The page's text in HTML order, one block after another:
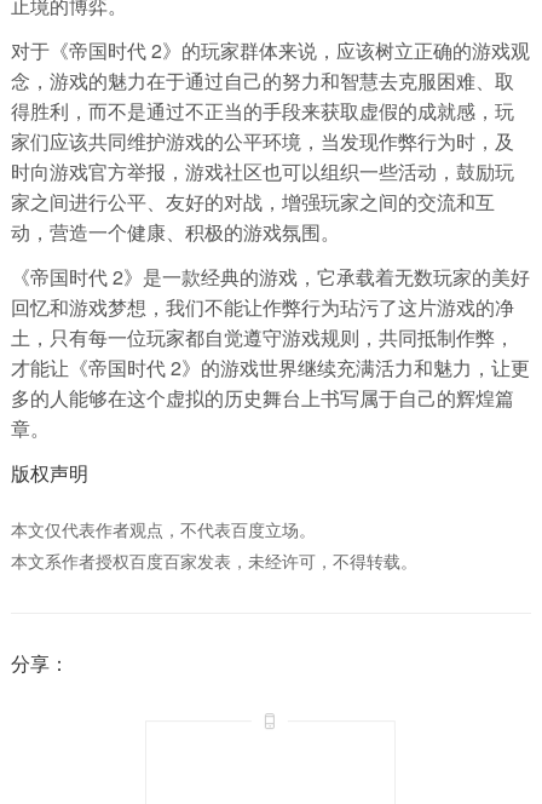
止境的博弈。
对于《帝国时代 2》的玩家群体来说，应该树立正确的游戏观
念，游戏的魅力在于通过自己的努力和智慧去克服困难、取
得胜利，而不是通过不正当的手段来获取虚假的成就感，玩
家们应该共同维护游戏的公平环境，当发现作弊行为时，及
时向游戏官方举报，游戏社区也可以组织一些活动，鼓励玩
家之间进行公平、友好的对战，增强玩家之间的交流和互
动，营造一个健康、积极的游戏氛围。
《帝国时代 2》是一款经典的游戏，它承载着无数玩家的美好
回忆和游戏梦想，我们不能让作弊行为玷污了这片游戏的净
土，只有每一位玩家都自觉遵守游戏规则，共同抵制作弊，
才能让《帝国时代 2》的游戏世界继续充满活力和魅力，让更
多的人能够在这个虚拟的历史舞台上书写属于自己的辉煌篇
章。
版权声明
本文仅代表作者观点，不代表百度立场。
本文系作者授权百度百家发表，未经许可，不得转载。
分享：